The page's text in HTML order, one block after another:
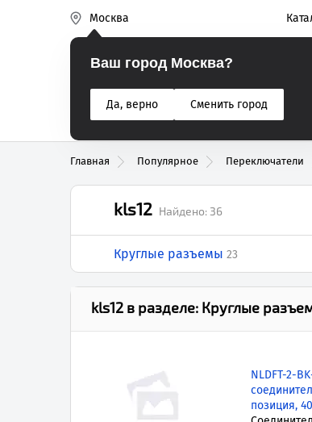
Москва
Реле
Эиком
Ваш город Москва?
Да, верно
Сменить город
% Акции
Разъемы
Главная Популярное Переключатели
kls12 Найдено: 36
Круглые разъемы 23
kls12 в разделе: Круглые
NLDFT-2-
позиция,